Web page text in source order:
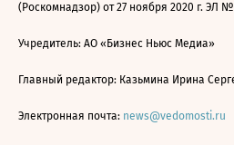
(Роскомнадзор) от 27 ноября 2020 г. ЭЛ №
Учредитель: АО «Бизнес Ньюс Медиа»
Главный редактор: Казьмина Ирина
Электронная почта: news@vedomosti.ru